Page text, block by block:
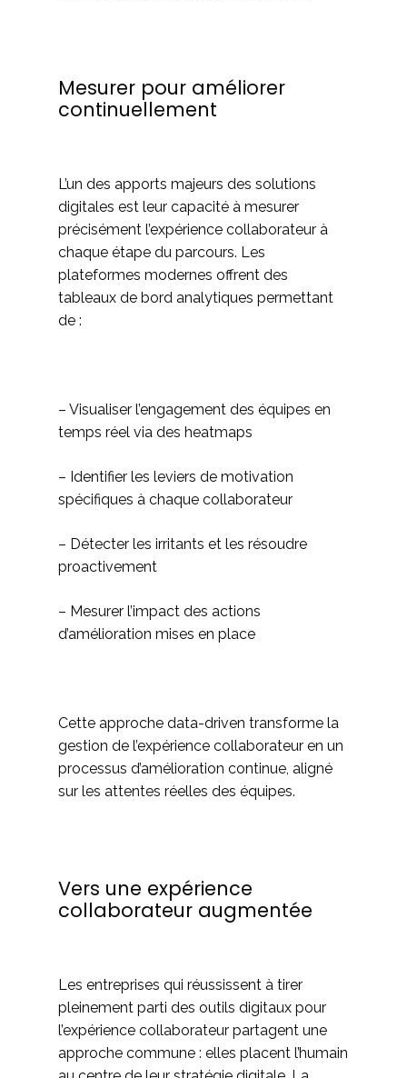
Mesurer pour améliorer
continuellement
L’un des apports majeurs des solutions
digitales est leur capacité à mesurer
précisément l’expérience collaborateur à
chaque étape du parcours. Les
plateformes modernes offrent des
tableaux de bord analytiques permettant
de :
– Visualiser l’engagement des équipes en
temps réel via des heatmaps
– Identifier les leviers de motivation
spécifiques à chaque collaborateur
– Détecter les irritants et les résoudre
proactivement
– Mesurer l’impact des actions
d’amélioration mises en place
Cette approche data-driven transforme la
gestion de l’expérience collaborateur en un
processus d’amélioration continue, aligné
sur les attentes réelles des équipes.
Vers une expérience
collaborateur augmentée
Les entreprises qui réussissent à tirer
pleinement parti des outils digitaux pour
l’expérience collaborateur partagent une
approche commune : elles placent l’humain